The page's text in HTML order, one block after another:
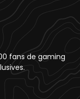
fans de gaming